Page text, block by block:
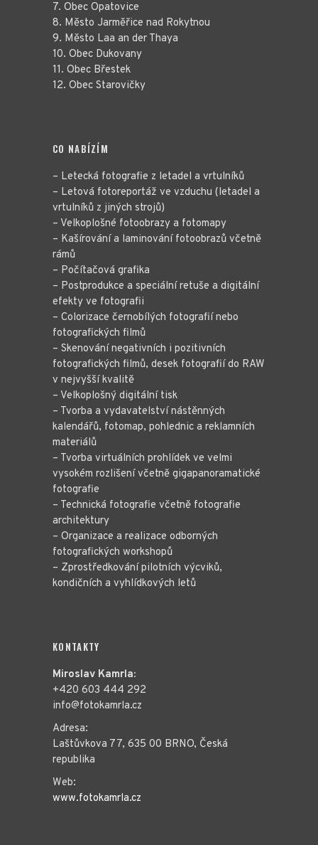
7. Obec Opatovice
8. Město Jarměřice nad Rokytnou
9. Město Laa an der Thaya
10. Obec Dukovany
11. Obec Břestek
12. Obec Starovičky
CO NABÍZÍM
– Letecká fotografie z letadel a vrtulníků
– Letová fotoreportáž ve vzduchu (letadel a
vrtulníků z jiných strojů)
– Velkoplošné fotoobrazy a fotomapy
– Kašírování a laminování fotoobrazů včetně
rámů
– Počítačová grafika
– Postprodukce a speciální retuše a digitální
efekty ve fotografii
– Colorizace černobílých fotografií nebo
fotografických filmů
– Skenování negativních i pozitivních
fotografických filmů, desek fotografií do RAW
v nejvyšší kvalitě
– Velkoplošný digitální tisk
– Tvorba a vydavatelství nástěnných
kalendářů, fotomap, pohlednic a reklamních
materiálů
– Tvorba virtuálních prohlídek ve velmi
vysokém rozlišení včetně gigapanoramatické
fotografie
– Technická fotografie včetně fotografie
architektury
– Organizace a realizace odborných
fotografických workshopů
– Zprostředkování pilotních výcviků,
kondičních a vyhlídkových letů
KONTAKTY
Miroslav Kamrla:
+420 603 444 292
info@fotokamrla.cz
Adresa:
Laštůvkova 77, 635 00 BRNO, Česká
republika
Web:
www.fotokamrla.cz